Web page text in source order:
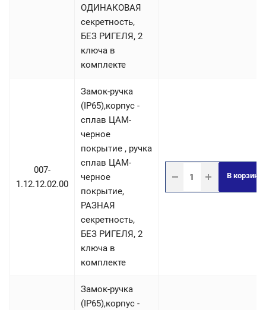
ОДИНАКОВАЯ
секретность,
БЕЗ РИГЕЛЯ, 2
ключа в
комплекте
007-
1.12.12.02.00
Замок-ручка
(IP65),корпус -
сплав ЦАМ-
черное
покрытие , ручка
сплав ЦАМ-
черное
покрытие,
РАЗНАЯ
секретность,
БЕЗ РИГЕЛЯ, 2
ключа в
комплекте
В корзину
Замок-ручка
(IP65),корпус -